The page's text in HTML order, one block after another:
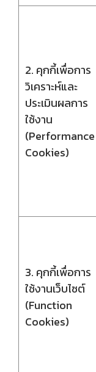
2. คุกกี้เพื่อการ
วิเคราะห์และ
ประเมินผลการ
ใช้งาน
(Performance
Cookies)
3. คุกกี้เพื่อการ
ใช้งานเว็บไซต์
(Function
Cookies)